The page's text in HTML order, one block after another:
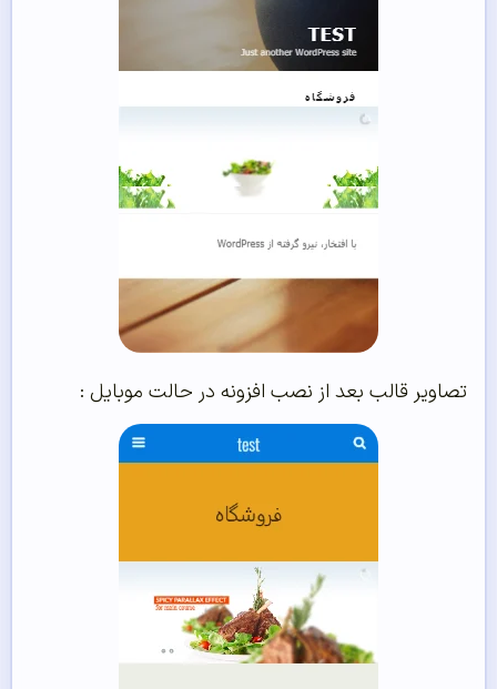
تصاویر قالب بعد از نصب افزونه در حالت موبایل :